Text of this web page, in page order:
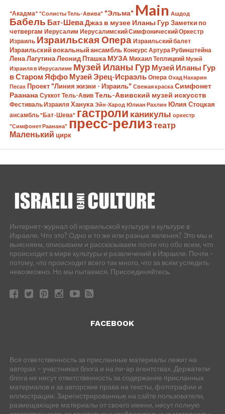
"Акадма" "Солисты Тель-Авива" "Эльма" Main Ашдод
Бабель Бат-ШеваДжаз в музее Иланы Гур Заметки по
четвергам Иерусалим Иерусалимский Симфонический Оркестр
Израиль Израильская Опера Израильский балет
Израильский вокальный ансамбль Конкурс Артура Рубинштейна
Лена Лагутина Леонид Пташка МУЗА Михаил Теплицкий Музей
Израиля в Иерусалиме Музей Иланы Гур Музей Иланы Гур
в Старом Яффо Музей Эрец-Исраэль Опера Охад Нахарин
Песах Проект "Линия жизни - Израиль" Свежая краска Симфонет
Раанана Суккот Тель-Авив Тель-Авивский музей искусств
Фестиваль Израиля Ханука Эйн-Харод Юлиан Рахлин Юлия Стоцкая
ансамбль "Бат-Шева" гастроли каникулы оркестр
"Симфонет Раанана" пресс-релизтеатр
Маленький цирк
Интернет-журнал об израильской культуре и культуре в
Израиле. Что это? Одно и то же или разные явления? Это мы и
выясняем, описываем и рассказываем почти что обо всем, что
происходит в мире культуры и развлечений в Израиле. Почти -
потому, что происходит всего так много, что за всем уследить
невозможно. Но мы пытаемся. Присоединяйтесь.
FACEBOOK
Вся ответственность за присланные материалы лежит на
авторах – участниках блога и на пи-ар агентствах. Держатели
блога не несут ответственность за содержание присланных
материалов и за авторские права на тексты, фотографии и
иллюстрации. Зарегистрированные на сайте пользователи,
размещающие материалы от своего имени, несут полную